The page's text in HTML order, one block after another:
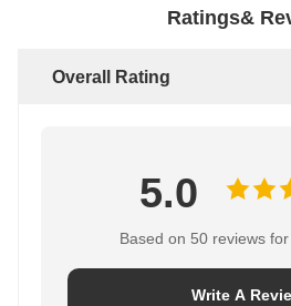
Ratings&
Overall Rating
5.0
Based on 50 reviews
Write A